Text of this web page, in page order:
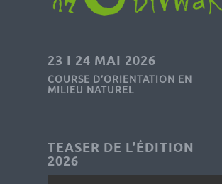
23 I 24 MAI 2026
COURSE D’ORIENTATION EN
MILIEU NATUREL
TEASER DE L’ÉDITION
2026